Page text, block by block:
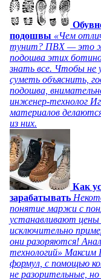
подошвы «Чем
тунит? ПВХ — это
подошва этих
знать все. Чтобы не
суметь объяснить,
подошва,
инженер-технолог
материалов
из них.
Как
зарабатывать
понятие маржи с
устанавливают цены
исключительно
они разоряются!
технологий» Максим
формул, с помощью
не разорительные,